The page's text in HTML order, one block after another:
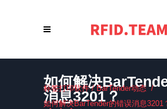
如何解决
消息3201？
标签打印软件/ BarTender动态 /
如何解决BarTender的错误消息3201